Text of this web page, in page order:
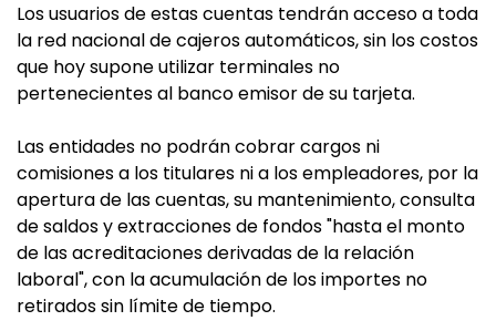
Los usuarios de estas cuentas tendrán acceso a toda
la red nacional de cajeros automáticos, sin los costos
que hoy supone utilizar terminales no
pertenecientes al banco emisor de su tarjeta.
Las entidades no podrán cobrar cargos ni
comisiones a los titulares ni a los empleadores, por la
apertura de las cuentas, su mantenimiento, consulta
de saldos y extracciones de fondos "hasta el monto
de las acreditaciones derivadas de la relación
laboral", con la acumulación de los importes no
retirados sin límite de tiempo.